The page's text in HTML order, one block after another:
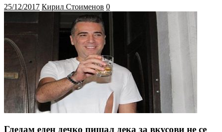
25/12/2017 Кирил Стоименов 0
Гледам еден дечко пишал дека за вкусови не се